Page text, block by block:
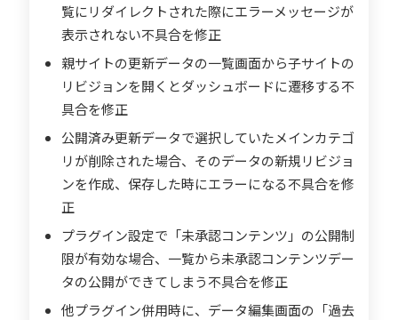
覧にリダイレクトされた際にエラーメッセージが
表示されない不具合を修正
親サイトの更新データの一覧画面から子サイトの
リビジョンを開くとダッシュボードに遷移する不
具合を修正
公開済み更新データで選択していたメインカテゴ
リが削除された場合、そのデータの新規リビジョ
ンを作成、保存した時にエラーになる不具合を修
正
プラグイン設定で「未承認コンテンツ」の公開制
限が有効な場合、一覧から未承認コンテンツデー
タの公開ができてしまう不具合を修正
他プラグイン併用時に、データ編集画面の「過去